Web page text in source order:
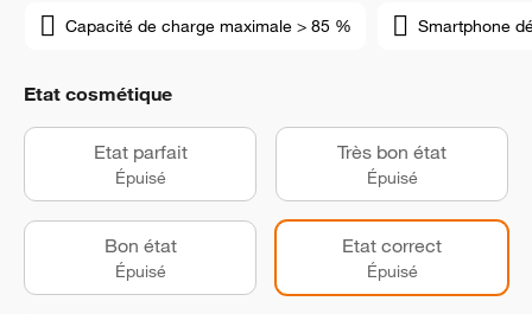
Capacité de charge maximale > 85 % Smartphone
Etat cosmétique
Etat parfait
Épuisé
Très bon état
Épuisé
Bon état
Épuisé
Etat correct
Épuisé